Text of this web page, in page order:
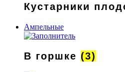
Кустарники
Ампельные
В горшке (3)